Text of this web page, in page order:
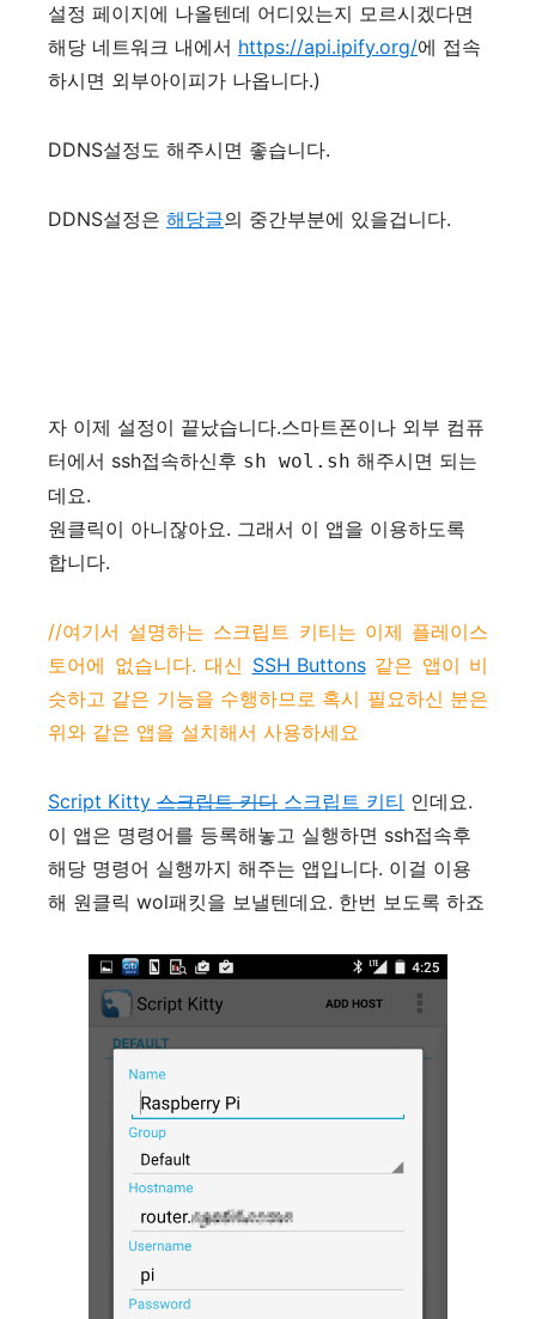
설정 페이지에 나올텐데 어디있는지 모르시겠다면
해당 네트워크 내에서 https://api.ipify.org/에 접속
하시면 외부아이피가 나옵니다.)
DDNS설정도 해주시면 좋습니다.
DDNS설정은 해당글의 중간부분에 있을겁니다.
자 이제 설정이 끝났습니다.스마트폰이나 외부 컴퓨
터에서 ssh접속하신후 sh wol.sh 해주시면 되는
데요.
원클릭이 아니잖아요. 그래서 이 앱을 이용하도록
합니다.
//여기서 설명하는 스크립트 키티는 이제 플레이스
토어에 없습니다. 대신 SSH Buttons같은 앱이 비
슷하고 같은 기능을 수행하므로 혹시 필요하신 분은
위와 같은 앱을 설치해서 사용하세요
Script Kitty 스크립트 키디 스크립트 키티 인데요.
이 앱은 명령어를 등록해놓고 실행하면 ssh접속후
해당 명령어 실행까지 해주는 앱입니다. 이걸 이용
해 원클릭 wol패킷을 보낼텐데요. 한번 보도록 하죠